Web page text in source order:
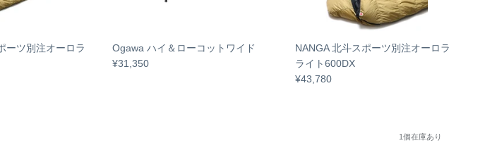
ーツ別注オーロラ
Ogawa ハイ＆ローコットワイド
¥31,350
NANGA 北斗スポーツ別注オーロラ
ライト600DX
¥43,780
1個在庫あり